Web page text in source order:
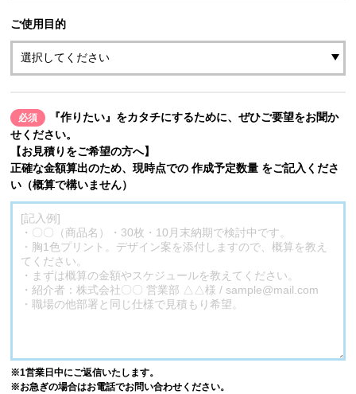
ご使用目的
必須
『作りたい』をカタチにするために、ぜひご要望をお聞か
せください。
【お見積りをご希望の方へ】
正確な金額算出のため、現時点での 作成予定数量 をご記入くださ
い（概算で構いません）
※1営業日中にご返信いたします。
※お急ぎの場合はお電話でお問い合わせください。